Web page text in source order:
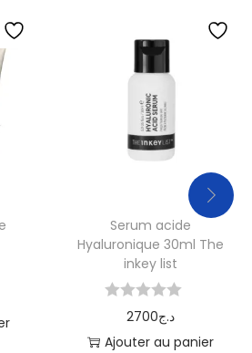
Serum acide
Hyaluronique 30ml The
inkey list
2700د.ج
Ajouter au panier